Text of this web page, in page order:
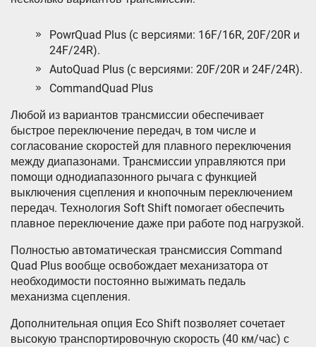
PowrQuad Plus (с версиями: 16F/16R, 20F/20R и
24F/24R).
AutoQuad Plus (с версиями: 20F/20R и 24F/24R).
CommandQuad Plus
Любой из вариантов трансмиссии обеспечивает
быстрое переключение передач, в том числе и
согласование скоростей для плавного переключения
между диапазонами. Трансмиссии управляются при
помощи однодиапазонного рычага с функцией
выключения сцепления и кнопочным переключением
передач. Технология Soft Shift помогает обеспечить
плавное переключение даже при работе под нагрузкой.
Полностью автоматическая трансмиссия Command
Quad Plus вообще освобождает механизатора от
необходимости постоянно выжимать педаль
механизма сцепления.
Дополнительная опция Eco Shift позволяет сочетает
высокую транспортировочную скорость (40 км/час) с